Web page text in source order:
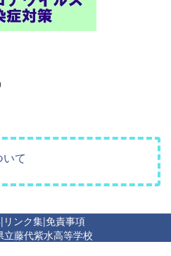
て
| リンク集|免責事項
藤代紫水高等学校